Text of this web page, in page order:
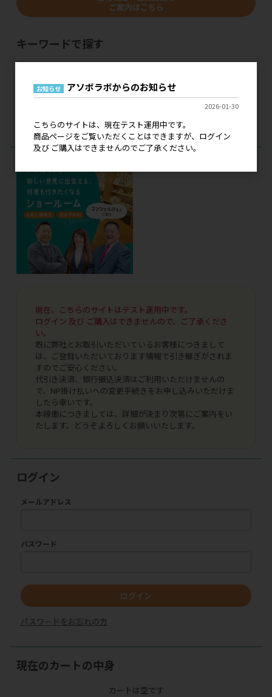
ご案内はこちら
キーワードで探す
現在、こちらのサイトはテスト運用中です。
ログイン 及び ご購入はできませんので、ご了承くださ
い。
既に弊社とお取引いただいているお客様につきまして
は、ご登録いただいております情報で引き継ぎがされま
すのでご安心ください。
代引き決済、銀行振込決済はご利用いただけませんの
で、NP掛け払いへの変更手続きをお申し込みいただけま
したら幸いです。
本稼働につきましては、詳細が決まり次第にご案内をい
たします。どうぞよろしくお願いいたします。
ログイン
メールアドレス
パスワード
ログイン
パスワードをお忘れの方
現在のカートの中身
カートは空です
お知らせ アソボラボからのお知らせ
2026-01-30
こちらのサイトは、現在テスト運用中です。
商品ページをご覧いただくことはできますが、ログイン
及び ご購入はできませんのでご了承ください。